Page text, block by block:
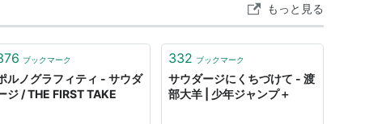
もっと見る
ブックマーク
ルノグラフィティ - サウダ
ジ / THE FIRST TAKE
332 ブックマーク
サウダージにくちづけて - 渡
部大羊 | 少年ジャンプ＋